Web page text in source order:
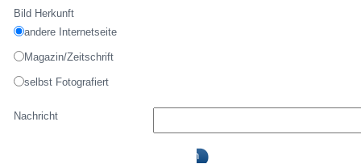
Bild Herkunft
andere Internetseite
Magazin/Zeitschrift
selbst Fotografiert
Nachricht